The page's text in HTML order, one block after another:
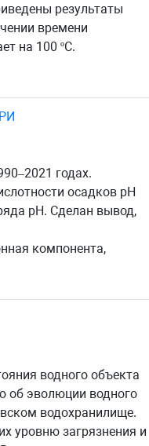
результаты
времени
на 100 ºС.
годах.
осадков pH
pH. Сделан вывод,
компонента,
водного объекта
об эволюции водного
водохранилище.
уровню загрязнения и